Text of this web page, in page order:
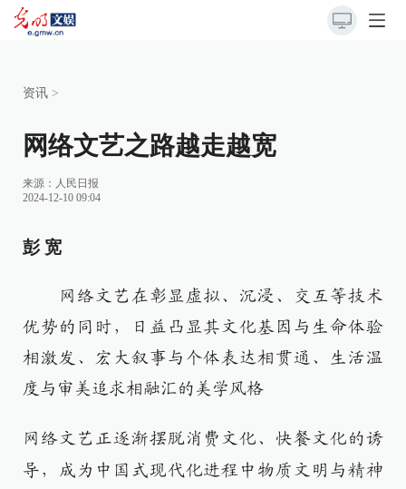
资讯 >
网络文艺之路越走越宽
来源： 人民日报
2024-12-10 09:04
彭 宽
网络文艺在彰显虚拟、沉浸、交互等技术
优势的同时，日益凸显其文化基因与生命体验
相激发、宏大叙事与个体表达相贯通、生活温
度与审美追求相融汇的美学风格
网络文艺正逐渐摆脱消费文化、快餐文化的诱
导，成为中国式现代化进程中物质文明与精神